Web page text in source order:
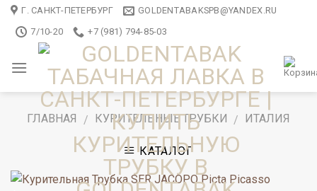
Skip Г. САНКТ-ПЕТЕРБУРГ
GOLDENTABAKSPB@YANDEX.RU
7/10-20
+7 (981) 794-85-03
ГЛАВНАЯ / КУРИТЕЛЬНЫЕ ТРУБКИ / ИТАЛИЯ
КАТАЛОГ